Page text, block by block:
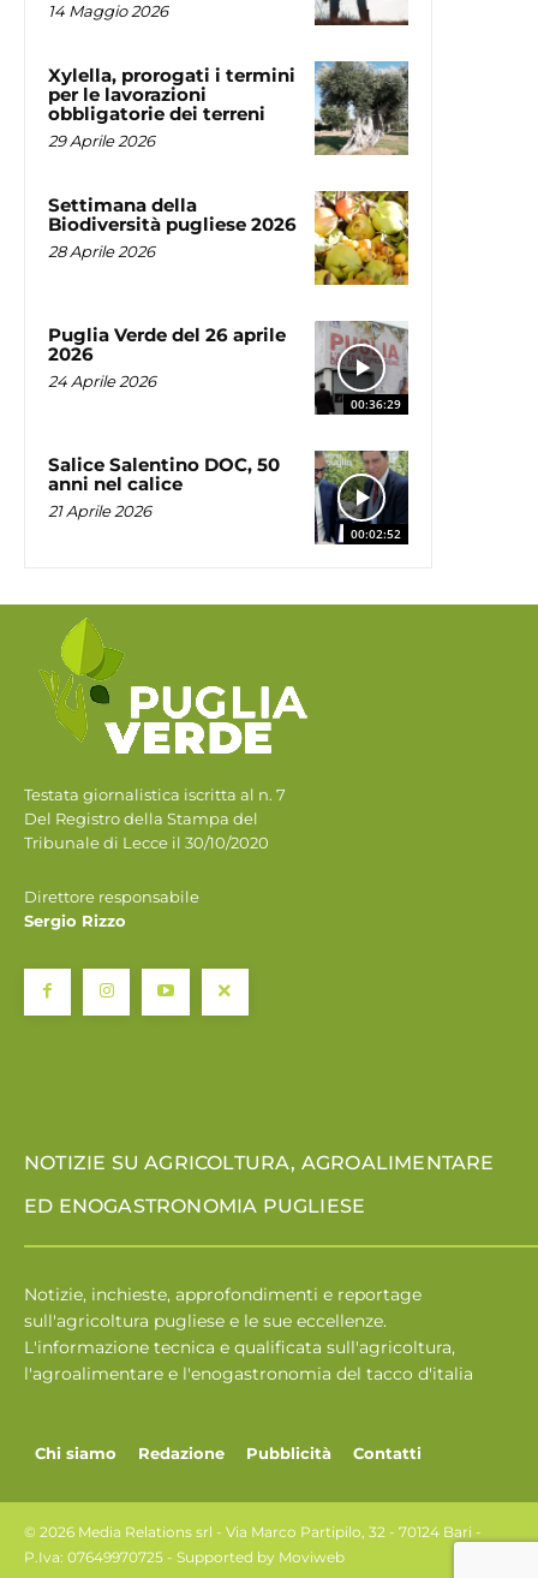
14 Maggio 2026
Xylella, prorogati i termini
per le lavorazioni
obbligatorie dei terreni
29 Aprile 2026
Settimana della
Biodiversità pugliese 2026
28 Aprile 2026
00:36:29
Puglia Verde del 26 aprile
2026
24 Aprile 2026
00:02:52
Salice Salentino DOC, 50
anni nel calice
21 Aprile 2026
Testata giornalistica iscritta al n. 7
Del Registro della Stampa del
Tribunale di Lecce il 30/10/2020
Direttore responsabile
Sergio Rizzo
NOTIZIE SU AGRICOLTURA, AGROALIMENTARE
ED ENOGASTRONOMIA PUGLIESE
Notizie, inchieste, approfondimenti e reportage
sull'agricoltura pugliese e le sue eccellenze.
L'informazione tecnica e qualificata sull'agricoltura,
l'agroalimentare e l'enogastronomia del tacco d'italia
Chi siamo Redazione Pubblicità Contatti
© 2026 Media Relations srl - Via Marco Partipilo, 32 - 70124 Bari -
P.Iva: 07649970725 - Supported by Moviweb